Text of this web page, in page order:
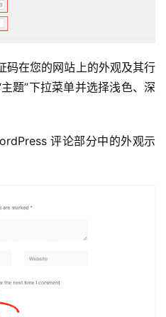
码在您的网站上的外观及其行
题”下拉菜单并选择浅色、深
评论部分中的外观示